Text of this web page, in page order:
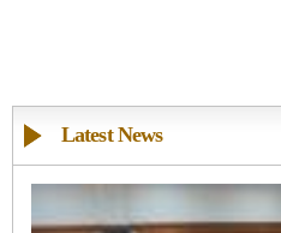
Latest News